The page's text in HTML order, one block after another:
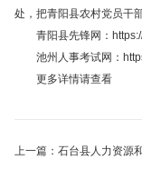
处，把青阳县农村党员干
青阳县先锋网：https://
池州人事考试网：
更多详情请查看
上一篇：石台县人力资源